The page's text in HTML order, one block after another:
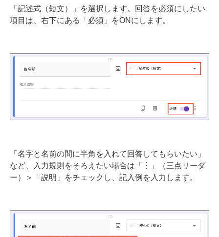
「記述式（短文）」を選択します。回答を必須にしたい
項目は、右下にある「必須」をONにします。
「名字と名前の間に半角を入れて回答してもらいたい」
など、入力規則をそろえたい場合は「︙」（三点リーダ
ー）＞「説明」をチェックし、記入例を入力します。